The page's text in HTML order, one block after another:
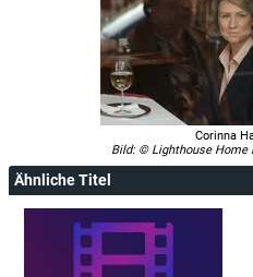
Corinna
Bild: © Lighthouse Home
Ähnliche Titel